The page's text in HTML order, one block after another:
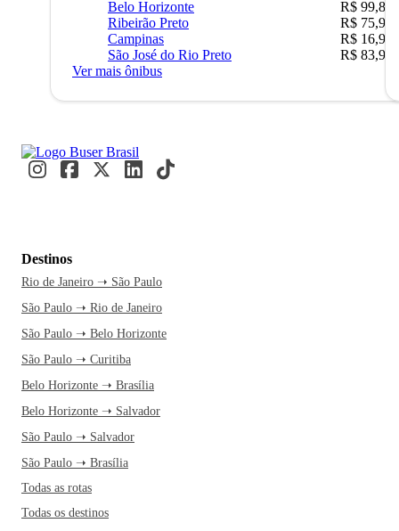
Belo Horizonte
R$ 99,89
Ribeirão Preto
R$ 75,90
Campinas
R$ 16,90
São José do Rio Preto
R$ 83,90
Ver mais ônibus
Destinos
Rio de Janeiro ➝ São Paulo
São Paulo ➝ Rio de Janeiro
São Paulo ➝ Belo Horizonte
São Paulo ➝ Curitiba
Belo Horizonte ➝ Brasília
Belo Horizonte ➝ Salvador
São Paulo ➝ Salvador
São Paulo ➝ Brasília
Todas as rotas
Todas os destinos